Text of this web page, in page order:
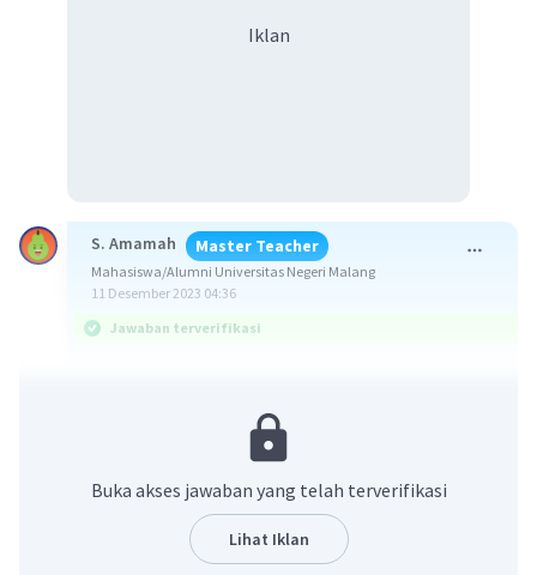
Iklan
S. Amamah Master Teacher
Mahasiswa/Alumni Universitas Negeri Malang
11 Desember 2023 04:36
Jawaban terverifikasi
C(n, r) = n!/(r!. (n-r)!)
Buka akses jawaban yang telah terverifikasi
Lihat Iklan